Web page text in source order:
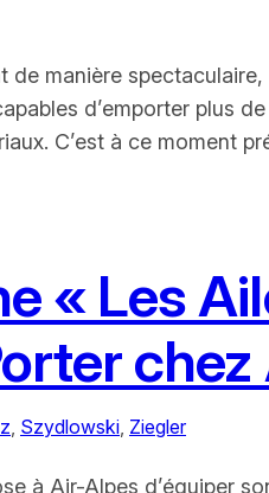
manière
d’emporter plus
C’est à ce moment
« Les
, Szydlowski, Ziegler
à Air-Alpes d’équiper